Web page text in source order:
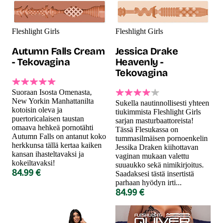
Fleshlight Girls
Autumn Falls Cream
- Tekovagina
Suoraan Isosta Omenasta,
New Yorkin Manhattanilta
kotoisin oleva ja
puertoricalaisen taustan
omaava hehkeä pornotähti
Autumn Falls on antanut koko
herkkunsa tällä kertaa kaiken
kansan ihasteltavaksi ja
kokeiltavaksi!
84.99 €
Fleshlight Girls
Jessica Drake
Heavenly -
Tekovagina
Sukella nautinnollisesti yhteen
tiukimmista Fleshlight Girls
sarjan masturbaattoreista!
Tässä Flesukassa on
tummasilmäisen pornoenkelin
Jessika Draken kiihottavan
vaginan mukaan valettu
suuaukko sekä nimikirjoitus.
Saadaksesi tästä insertistä
parhaan hyödyn irti...
84.99 €